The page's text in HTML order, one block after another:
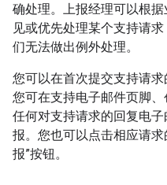
确处理。上报经理可以根
见或优先处理某个支持请
们无法做出例外处理。
您可以在首次提交支持请求
您可在支持电子邮件页脚
任何对支持请求的回复电子
报。您也可以点击相应请求
报”按钮。